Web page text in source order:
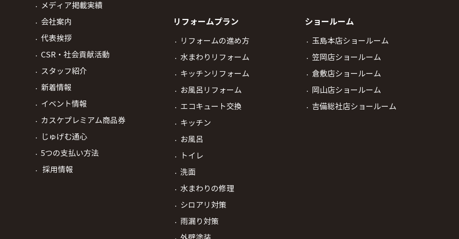
メディア掲載実績
会社案内
代表挨拶
CSR・社会貢献活動
スタッフ紹介
新着情報
イベント情報
カスケプレミアム商品券
じゅげむ通心
5つの支払い方法
採用情報
リフォームプラン
リフォームの進め方
水まわりリフォーム
キッチンリフォーム
お風呂リフォーム
エコキュート交換
キッチン
お風呂
トイレ
洗面
水まわりの修理
シロアリ対策
雨漏り対策
ショールーム
玉島本店ショールーム
笠岡店ショールーム
倉敷店ショールーム
岡山店ショールーム
吉備総社店ショールーム